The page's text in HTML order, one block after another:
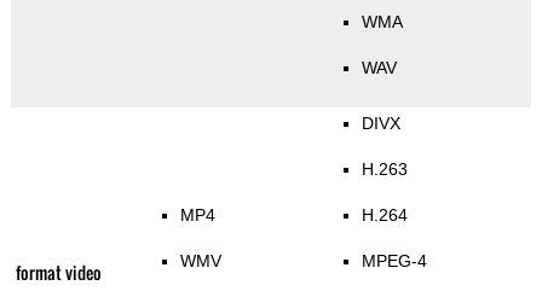
WMA
WAV
format video
MP4
WMV
DIVX
H.263
H.264
MPEG-4